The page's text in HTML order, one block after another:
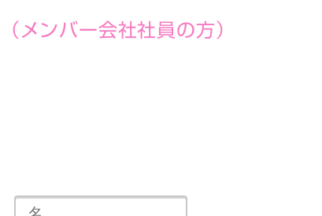
（メンバー会社社員の方）